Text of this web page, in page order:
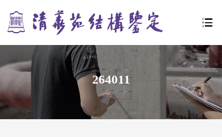
264011